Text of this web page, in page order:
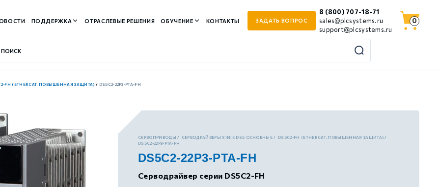
ПОДДЕРЖКА ОТРАСЛЕВЫЕ РЕШЕНИЯ ОБУЧЕНИЕ КОНТАКТЫ ЗАДАТЬ ВОПРОС
8 (800) 707-18-71
sales@plcsystems.ru
support@plcsystems.ru
0
FH (ETHERCAT, ПОВЫШЕННАЯ ЗАЩИТА) / DS5C2-22P3-PTA-FH
СЕРВОПРИВОДЫ СЕРВОДРАЙВЕРЫ XINJE DS5 ОСНОВНЫЕ
DS5C2-FH (ETHERCAT, ПОВЫШЕННАЯ ЗАЩИТА)
DS5C2-22P3-PTA-FH
DS5C2-22P3-PTA-FH
Серводрайвер серии DS5C2-FH
контуром)